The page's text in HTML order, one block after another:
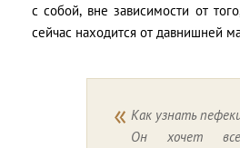
с собой, вне зависимости от
сейчас находится от давнишней
Как узнать
Он хочет